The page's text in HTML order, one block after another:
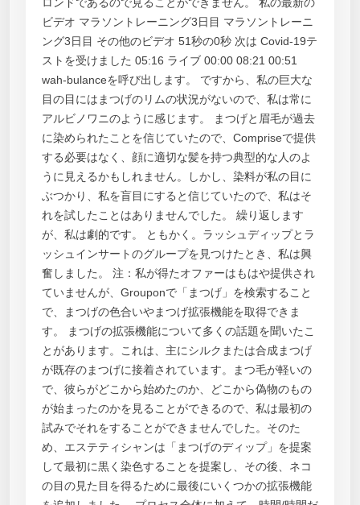
ビデオ マラソントレーニング3日目 マラソントレーニ
ング3日目 その他のビデオ 51秒の0秒 次は Covid-19テ
ストを受けました 05:16 ライブ 00:00 08:21 00:51
wah-bulanceを呼び出します。 ですから、私の巨大な
目の目にはまつげのリムの状況がないので、私は常に
アルビノワニのように感じます。 まつげと眉毛が過去
に染められたことを信じていたので、Compriseで提供
する必要はなく、顔に適切な髪を持つ典型的な人のよ
うに見えるかもしれません。しかし、染料が私の目に
ぶつかり、私を盲目にすると信じていたので、私はそ
れを試したことはありませんでした。 繰り返します
が、私は劇的です。 ともかく。ラッシュディップとラ
ッシュインサートのグループを見つけたとき、私は興
奮しました。 注：私が得たオファーはもはや提供され
ていませんが、Grouponで「まつげ」を検索すること
で、まつげの色合いやまつげ拡張機能を取得できま
す。 まつげの拡張機能について多くの話題を聞いたこ
とがあります。これは、主にシルクまたは合成まつげ
が既存のまつげに接着されています。まつ毛が軽いの
で、彼らがどこから始めたのか、どこから偽物のもの
が始まったのかを見ることができるので、私は最初の
試みでそれをすることができませんでした。そのた
め、エステティシャンは「まつげのディップ」を提案
して最初に黒く染色することを提案し、その後、ネコ
の目の見た目を得るために最後にいくつかの拡張機能